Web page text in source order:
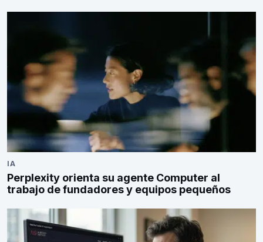
IA
Perplexity orienta su agente Computer al
trabajo de fundadores y equipos pequeños